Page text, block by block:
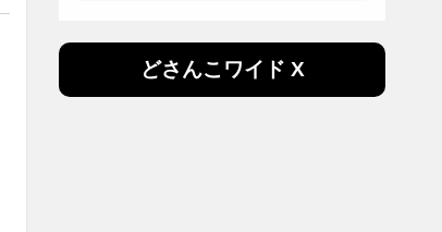
どさんこワイド X